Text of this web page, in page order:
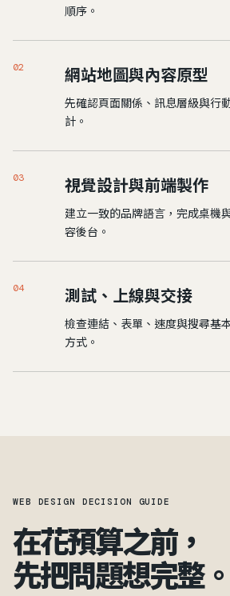
順序。
02 網站地圖與內容原型
先確認頁面關係、訊息層級與行
計。
03 視覺設計與前端製作
建立一致的品牌語言，完成桌機
容後台。
04 測試、上線與交接
檢查連結、表單、速度與搜尋基
方式。
WEB DESIGN DECISION GUIDE
在花預算之前，
先把問題想完整。